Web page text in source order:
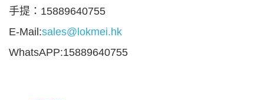
手提：15889640755
E-Mail:sales@lokmei.hk
WhatsAPP:15889640755